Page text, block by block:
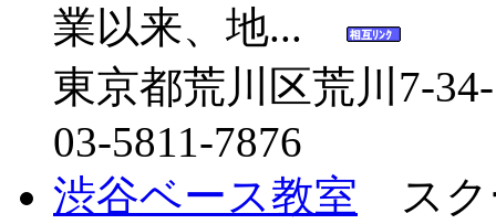
業以来、地...
東京都荒川区荒川7-
03-5811-7876
渋谷ベース教室 スク